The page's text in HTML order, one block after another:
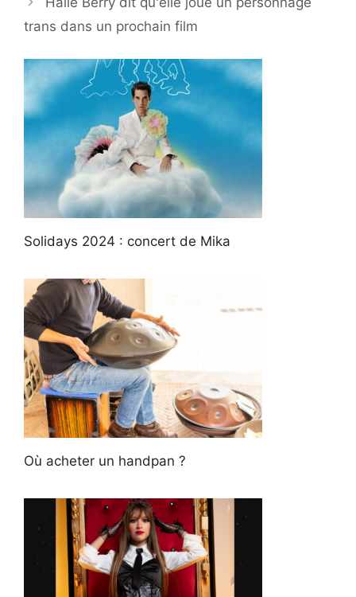
trans dans un prochain film
Solidays 2024 : concert de Mika
Où acheter un handpan ?